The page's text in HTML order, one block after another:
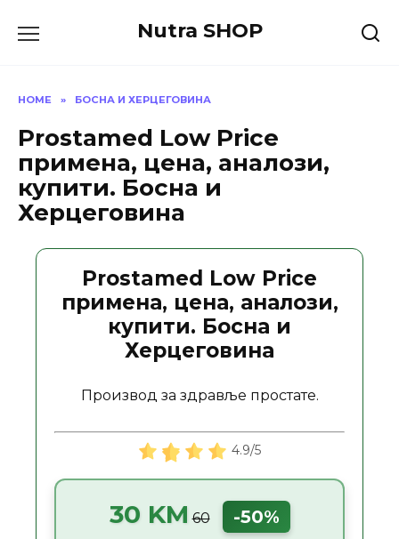
Nutra SHOP
HOME » БОСНА И ХЕРЦЕГОВИНА
Prostamed Low Price
примена, цена, аналози,
купити. Босна и
Херцеговина
Prostamed Low Price
примена, цена, аналози,
купити. Босна и
Херцеговина
Производ за здравље простате.
4.9/5
30 KM 60 -50%